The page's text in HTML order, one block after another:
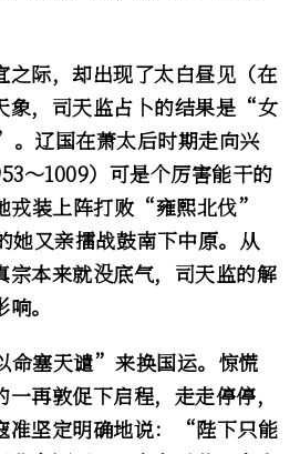
之际，却出现了太白昼见（在
象，司天监占卜的结果是“女
辽国在萧太后时期走向兴
～1009）可是个厉害能干的
戎装上阵打败“雍熙北伐”
她又亲擂战鼓南下中原。从
宗本来就没底气，司天监的解
。
命塞天谴”来换国运。惊慌
再敦促下启程，走走停停，
准坚定明确地说：“陛下只能